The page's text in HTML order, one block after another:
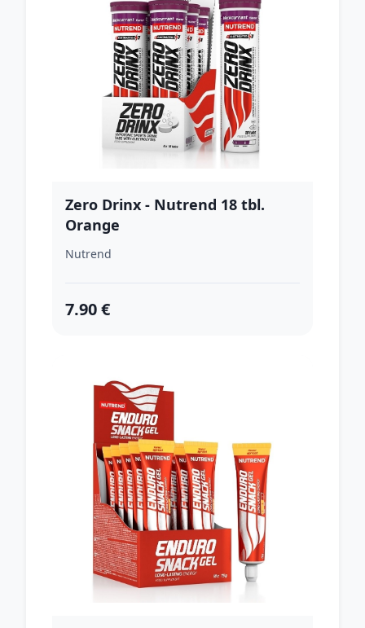
Zero Drinx - Nutrend 18 tbl.
Orange
Nutrend
7.90 €